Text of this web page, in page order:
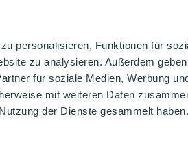
personalisieren, Funktionen für
zu analysieren. Außerdem
für soziale Medien, Werbung
mit weiteren Daten
der Dienste gesammelt haben.